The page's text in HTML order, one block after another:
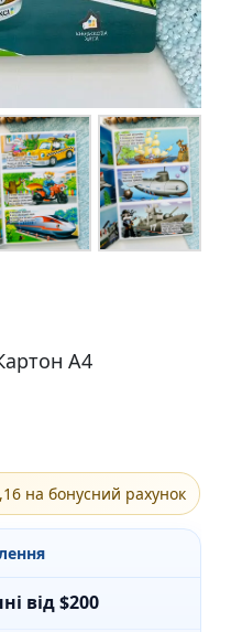
А4
на бонусний рахунок
від $200